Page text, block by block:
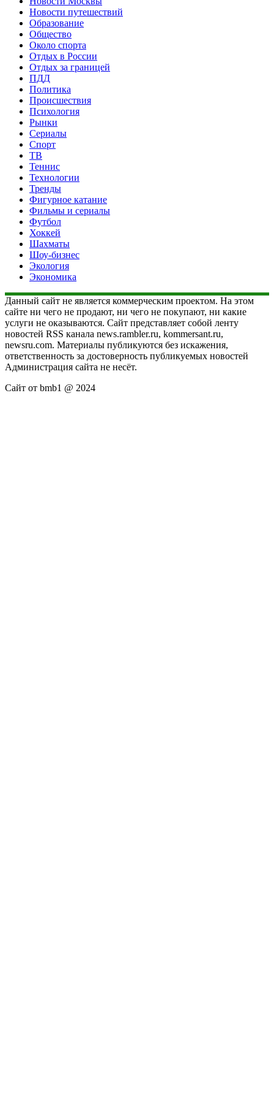
Новости путешествий
Образование
Общество
Около спорта
Отдых в России
Отдых за границей
ПДД
Политика
Происшествия
Психология
Рынки
Сериалы
Спорт
ТВ
Теннис
Технологии
Тренды
Фигурное катание
Фильмы и сериалы
Футбол
Хоккей
Шахматы
Шоу-бизнес
Экология
Экономика
Данный сайт не является коммерческим проектом. На этом
сайте ни чего не продают, ни чего не покупают, ни какие
услуги не оказываются. Сайт представляет собой ленту
новостей RSS канала news.rambler.ru, kommersant.ru,
newsru.com. Материалы публикуются без искажения,
ответственность за достоверность публикуемых новостей
Администрация сайта не несёт.
Сайт от bmb1 @ 2024